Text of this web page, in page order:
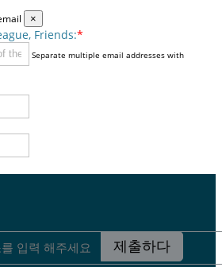
×
Friends:*
Separate multiple email addresses with
제출하다